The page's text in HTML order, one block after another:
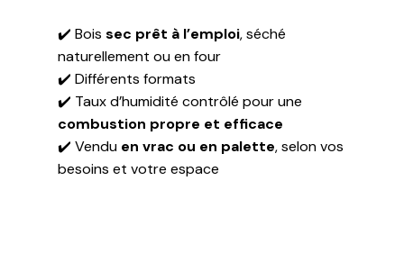
✔️ Bois sec prêt à l’emploi, séché
naturellement ou en four
✔️ Différents formats
✔️ Taux d’humidité contrôlé pour une
combustion propre et efficace
✔️ Vendu en vrac ou en palette, selon vos
besoins et votre espace